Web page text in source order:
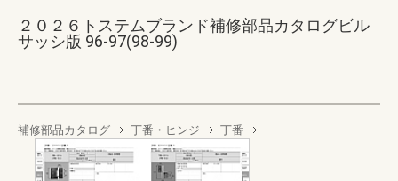
２０２６トステムブランド補修部品カタログビル
サッシ版 96-97(98-99)
補修部品カタログ 丁番・ヒンジ 丁番